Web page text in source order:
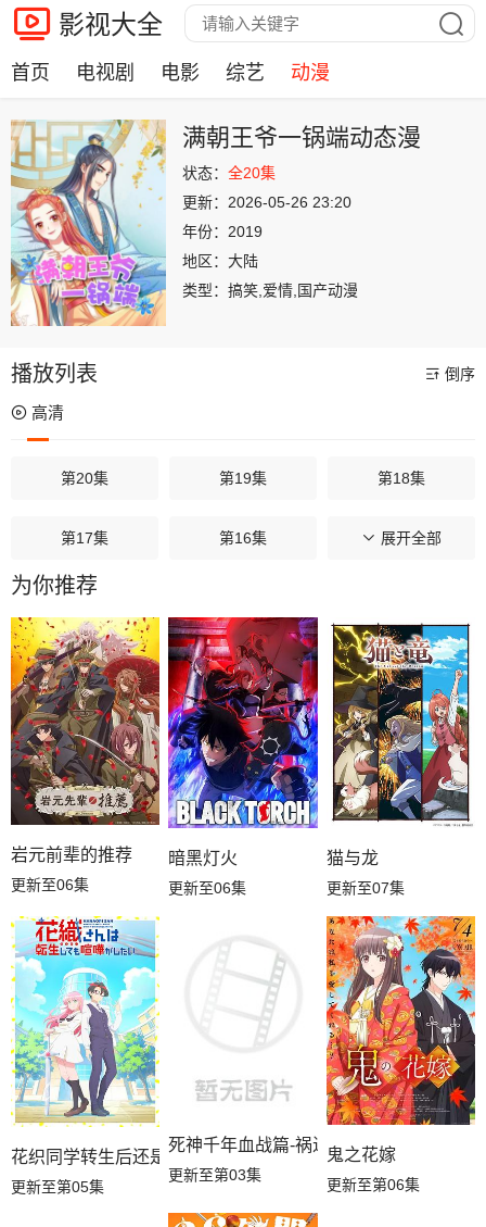
影视大全
首页 电视剧 电影 综艺 动漫
满朝王爷一锅端动态漫
状态： 全20集
更新： 2026-05-26 23:20
年份： 2019
地区： 大陆
类型： 搞笑,爱情,国产动漫
播放列表 倒序
高清
第20集 第19集 第18集
第17集 第16集 第15集
第14集
第11集 第10集 第09集
第08集 第07集 第06集
第05集 第04集 第03集
展开全部
为你推荐
岩元前辈的推荐
更新至06集
暗黑灯火
更新至06集
猫与龙
更新至07集
花织同学转生后还是想干架
更新至第05集
死神千年血战篇-祸进谭-
更新至第03集
鬼之花嫁
更新至第06集